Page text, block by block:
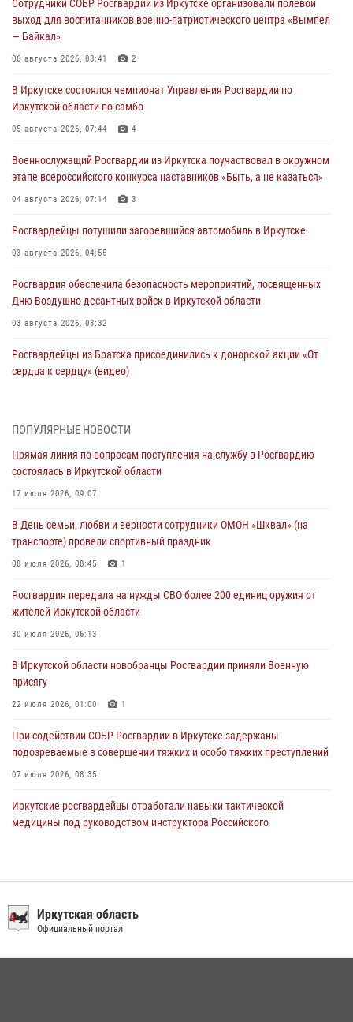
Сотрудники СОБР Росгвардии из Иркутске организовали полевой
выход для воспитанников военно-патриотического центра «Вымпел
— Байкал»
06 августа 2026, 08:41 2
В Иркутске состоялся чемпионат Управления Росгвардии по
Иркутской области по самбо
05 августа 2026, 07:44 4
Военнослужащий Росгвардии из Иркутска поучаствовал в окружном
этапе всероссийского конкурса наставников «Быть, а не казаться»
04 августа 2026, 07:14 3
Росгвардейцы потушили загоревшийся автомобиль в Иркутске
03 августа 2026, 04:55
Росгвардия обеспечила безопасность мероприятий, посвященных
Дню Воздушно-десантных войск в Иркутской области
03 августа 2026, 03:32
Росгвардейцы из Братска присоединились к донорской акции «От
сердца к сердцу» (видео)
Сотрудники Росгвардии нашли и вернули родственникам
30 июля 2026, 07:37
Росгвардия передала на нужды СВО более 200 единиц оружия от
При силовой поддержке СОБР Росгвардии в Иркутской области
30 июля 2026, 04:19
В честь 10-летия Росгвардии сотрудники вневедомственной охраны
в ведомстве
29 июля 2026, 03:44
ПОПУЛЯРНЫЕ НОВОСТИ
Прямая линия по вопросам поступления на службу в Росгвардию
состоялась в Иркутской области
17 июля 2026, 09:07
В День семьи, любви и верности сотрудники ОМОН «Шквал» (на
транспорте) провели спортивный праздник
08 июля 2026, 08:45 1
Росгвардия передала на нужды СВО более 200 единиц оружия от
жителей Иркутской области
30 июля 2026, 06:13
В Иркутской области новобранцы Росгвардии приняли Военную
присягу
22 июля 2026, 01:00 1
При содействии СОБР Росгвардии в Иркутске задержаны
подозреваемые в совершении тяжких и особо тяжких преступлений
07 июля 2026, 08:35
Иркутские росгвардейцы отработали навыки тактической
медицины под руководством инструктора Российского
антитеррористической защищенности для полицейских из Иркутска
14 июля 2026, 08:29
Иркутская область
Официальный портал